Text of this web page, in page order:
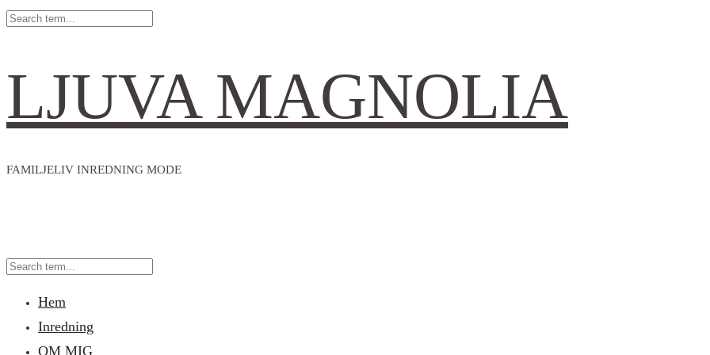
LJUVA MAGNOLIA
FAMILJELIV INREDNING MODE
Hem
Inredning
OM MIG